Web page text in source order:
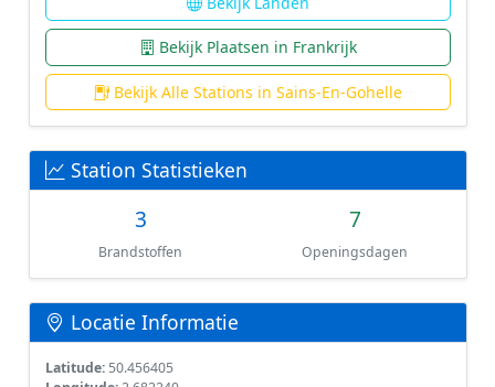
Bekijk Plaatsen in Frankrijk
Bekijk Alle Stations in Sains-En-Gohelle
Station Statistieken
3
Brandstoffen
7
Openingsdagen
Locatie Informatie
Latitude:50.456405